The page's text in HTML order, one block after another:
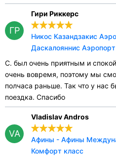
ГР
Гири Риккерс
Никос Казандзакис
Даскалояннис
С. был очень приятным и
очень вовремя, поэтому мы
полчаса раньше. Так что у нас
поездка. Спасибо
VA
Vladislav Andros
Афины - Афины
Комфорт класс